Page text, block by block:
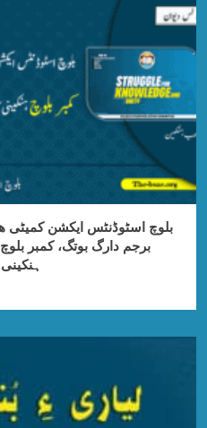
بلوچ اسٹوڈنٹس ایکشن
برجم دارگ بوتگ، کمبر